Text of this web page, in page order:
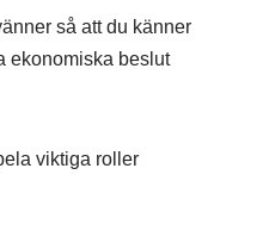
så att du känner
ekonomiska beslut
viktiga roller